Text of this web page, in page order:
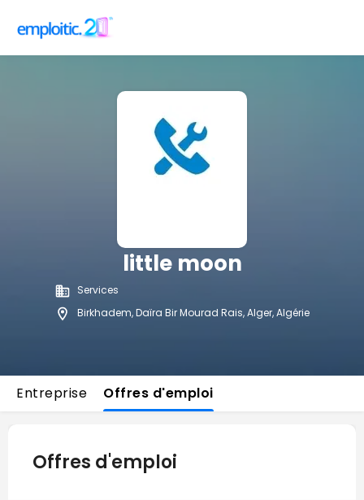
little moon
Services
Birkhadem, Daïra Bir Mourad Rais, Alger, Algérie
Entreprise Offres d'emploi
Offres d'emploi